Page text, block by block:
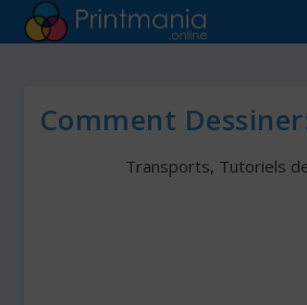
Comment
Transports, Tutoriels